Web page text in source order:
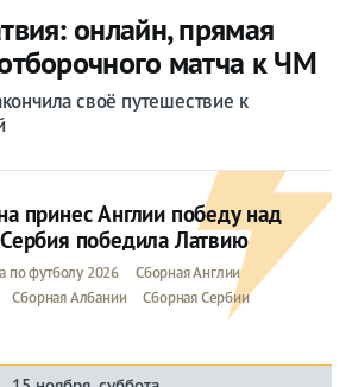
онлайн, прямая
матча к ЧМ
своё путешествие к
принес Англии победу над
победила Латвию
по футболу 2026
Сборная Англии
Сборная Албании
Сборная Сербии